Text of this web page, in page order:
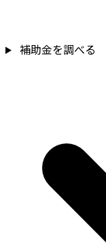
補助金を調べる